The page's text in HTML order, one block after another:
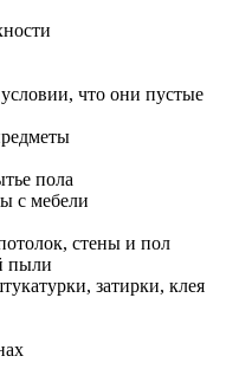
что они пустые
пола
с мебели
стены и пол
пыли
затирки, клея